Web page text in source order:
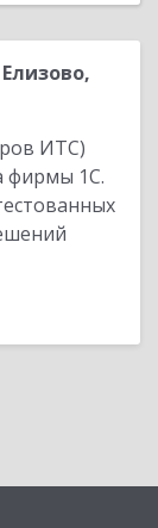
ИТС)
фирмы 1С.